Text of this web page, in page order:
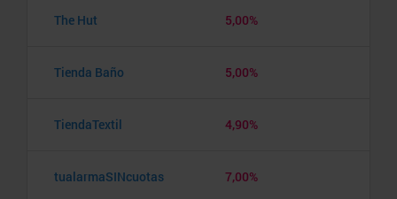
The Hut 5,00%
Tienda Baño 5,00%
TiendaTextil 4,90%
tualarmaSINcuotas 7,00%